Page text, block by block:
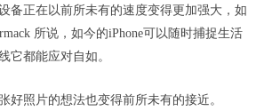
备正在以前所未有的速度变得更加强大，如
所说，如今的iPhone可以随时捕捉生活
它都能应对自如。
好照片的想法也变得前所未有的接近。